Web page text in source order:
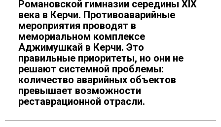
Романовской гимназии середины XIX
века в Керчи. Противоаварийные
мероприятия проводят в
мемориальном комплексе
Аджимушкай в Керчи. Это
правильные приоритеты, но они не
решают системной проблемы:
количество аварийных объектов
превышает возможности
реставрационной отрасли.